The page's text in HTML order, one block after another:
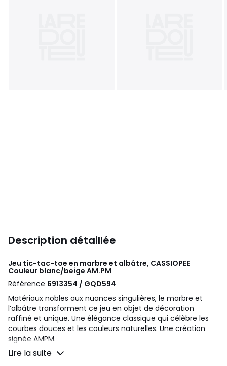
Description détaillée
Jeu tic-tac-toe en marbre et albâtre, CASSIOPEE
Couleur blanc/beige AM.PM
Référence 6913354 / GQD594
Matériaux nobles aux nuances singulières, le marbre et
l’albâtre transforment ce jeu en objet de décoration
raffiné et unique. Une élégance classique qui célèbre les
courbes douces et les couleurs naturelles. Une création
signée AMPM.
Description
Lire la suite